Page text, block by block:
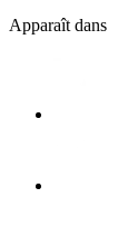
Apparaît dans